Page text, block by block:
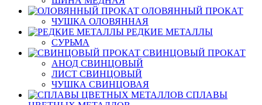
ОЛОВЯННЫЙ ПРОКАТ
ЧУШКА ОЛОВЯННАЯ
РЕДКИЕ МЕТАЛЛЫ
СУРЬМА
СВИНЦОВЫЙ ПРОКАТ
АНОД СВИНЦОВЫЙ
ЛИСТ СВИНЦОВЫЙ
ЧУШКА СВИНЦОВАЯ
СПЛАВЫ